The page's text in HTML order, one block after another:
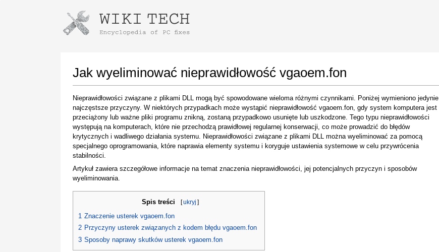
Jak wyeliminować nieprawidłowość vgaoem.fon
Nieprawidłowości związane z plikami DLL mogą być spowodowane wieloma różnymi czynnikami. Poniżej wymieniono jedynie
najczęstsze przyczyny. W niektórych przypadkach może wystąpić nieprawidłowość vgaoem.fon, gdy system komputera jest
przeciążony lub ważne pliki programu znikną, zostaną przypadkowo usunięte lub uszkodzone. Tego typu nieprawidłowości
występują na komputerach, które nie przechodzą prawidłowej regularnej konserwacji, co może prowadzić do błędów
krytycznych i wadliwego działania systemu. Nieprawidłowości związane z plikami DLL można wyeliminować za pomocą
specjalnego oprogramowania, które naprawia elementy systemu i koryguje ustawienia systemowe w celu przywrócenia
stabilności.
Artykuł zawiera szczegółowe informacje na temat znaczenia nieprawidłowości, jej potencjalnych przyczyn i sposobów
wyeliminowania.
Spis treści [ukryj ]
1 Znaczenie usterek vgaoem.fon
2 Przyczyny usterek związanych z kodem błędu vgaoem.fon
3 Sposoby naprawy skutków usterek vgaoem.fon
Instructions for downloading using Google Chrome
Once the download is complete, click on the
downloaded file link
In the next window that pops up (UAC) click